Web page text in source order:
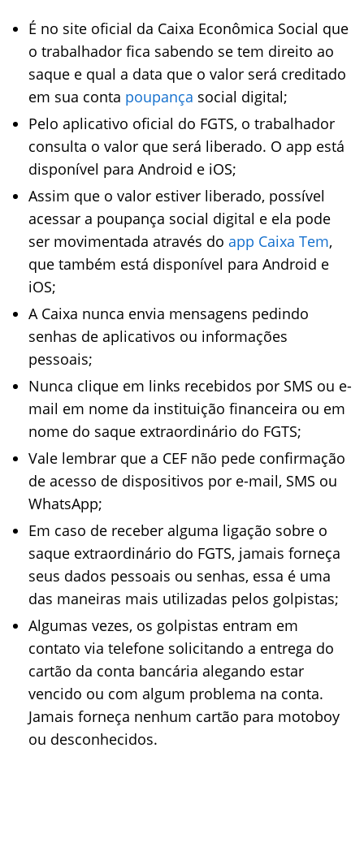
É no site oficial da Caixa Econômica Social que
o trabalhador fica sabendo se tem direito ao
saque e qual a data que o valor será creditado
em sua conta poupança social digital;
Pelo aplicativo oficial do FGTS, o trabalhador
consulta o valor que será liberado. O app está
disponível para Android e iOS;
Assim que o valor estiver liberado, possível
acessar a poupança social digital e ela pode
ser movimentada através do app Caixa Tem,
que também está disponível para Android e
iOS;
A Caixa nunca envia mensagens pedindo
senhas de aplicativos ou informações
pessoais;
Nunca clique em links recebidos por SMS ou e-
mail em nome da instituição financeira ou em
nome do saque extraordinário do FGTS;
Vale lembrar que a CEF não pede confirmação
de acesso de dispositivos por e-mail, SMS ou
WhatsApp;
Em caso de receber alguma ligação sobre o
saque extraordinário do FGTS, jamais forneça
seus dados pessoais ou senhas, essa é uma
das maneiras mais utilizadas pelos golpistas;
Algumas vezes, os golpistas entram em
contato via telefone solicitando a entrega do
cartão da conta bancária alegando estar
vencido ou com algum problema na conta.
Jamais forneça nenhum cartão para motoboy
ou desconhecidos.